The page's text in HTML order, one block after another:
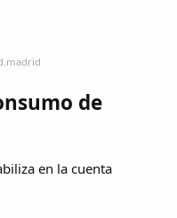
de
en la cuenta